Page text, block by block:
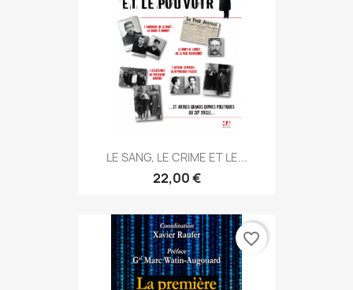
LE SANG, LE CRIME ET LE...
22,00 €
favorite_border